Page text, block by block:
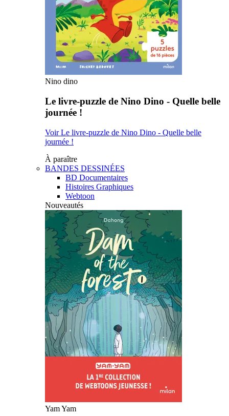
Nino dino
Le livre-puzzle de Nino Dino - Quelle belle
journée !
Voir Le livre-puzzle de Nino Dino - Quelle belle
journée !
À paraître
BANDES DESSINÉES
BD Documentaires
Histoires Graphiques
Webtoon
Nouveautés
Yam Yam